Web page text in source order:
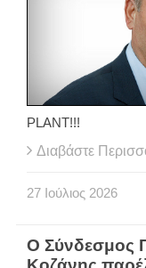
PLANT!!!
Διαβάστε
27 Ιούλιος 2026
Ο Σύνδεσμος